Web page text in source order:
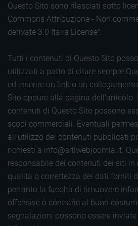
Questo Sito sono rilasciati sotto
Commons Attribuzione - Non
derivate 3.0 Italia License".
Tutti i contenuti di Questo Sito
utilizzati a patto di citare sempre
ed inserire un link o un
Sito oppure alla pagina dell'articolo.
contenuti di Questo Sito possono
scopi commerciali. Eventuali
all'utilizzo dei contenuti pubblicati
richiesti a info@sitiwebjoomla.it.
responsabile dei contenuti dei siti in
qualità o correttezza dei dati forniti
pertanto la facoltà di rimuovere
offensive o contrarie al buon
segnalazioni possono essere inviate